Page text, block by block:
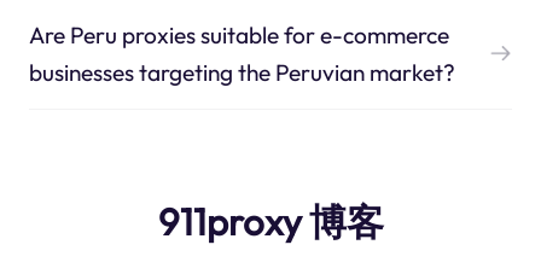
Are Peru proxies suitable for e-commerce
businesses targeting the Peruvian market?
911proxy 博客